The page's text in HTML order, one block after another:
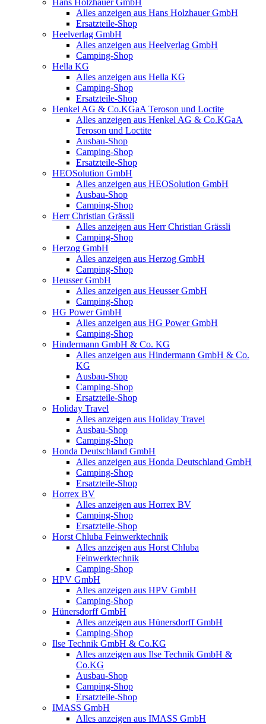
Hans Holzhauer GmbH
Alles anzeigen aus Hans Holzhauer GmbH
Ersatzteile-Shop
Heelverlag GmbH
Alles anzeigen aus Heelverlag GmbH
Camping-Shop
Hella KG
Alles anzeigen aus Hella KG
Camping-Shop
Ersatzteile-Shop
Henkel AG & Co.KGaA Teroson und Loctite
Alles anzeigen aus Henkel AG & Co.KGaA
Teroson und Loctite
Ausbau-Shop
Camping-Shop
Ersatzteile-Shop
HEOSolution GmbH
Alles anzeigen aus HEOSolution GmbH
Ausbau-Shop
Camping-Shop
Herr Christian Grässli
Alles anzeigen aus Herr Christian Grässli
Camping-Shop
Herzog GmbH
Alles anzeigen aus Herzog GmbH
Camping-Shop
Heusser GmbH
Alles anzeigen aus Heusser GmbH
Camping-Shop
HG Power GmbH
Alles anzeigen aus HG Power GmbH
Camping-Shop
Hindermann GmbH & Co. KG
Alles anzeigen aus Hindermann GmbH & Co.
KG
Ausbau-Shop
Camping-Shop
Ersatzteile-Shop
Holiday Travel
Alles anzeigen aus Holiday Travel
Ausbau-Shop
Camping-Shop
Honda Deutschland GmbH
Alles anzeigen aus Honda Deutschland GmbH
Camping-Shop
Ersatzteile-Shop
Horrex BV
Alles anzeigen aus Horrex BV
Camping-Shop
Ersatzteile-Shop
Horst Chluba Feinwerktechnik
Alles anzeigen aus Horst Chluba
Feinwerktechnik
Camping-Shop
HPV GmbH
Alles anzeigen aus HPV GmbH
Camping-Shop
Hünersdorff GmbH
Alles anzeigen aus Hünersdorff GmbH
Camping-Shop
Ilse Technik GmbH & Co.KG
Alles anzeigen aus Ilse Technik GmbH &
Co.KG
Ausbau-Shop
Camping-Shop
Ersatzteile-Shop
IMASS GmbH
Alles anzeigen aus IMASS GmbH